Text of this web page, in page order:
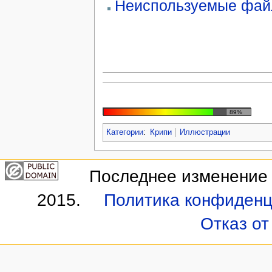
Неиспользуемые
89%
Категории: Крипи Иллюстрации
Последнее
2015.
Политика
Отказ